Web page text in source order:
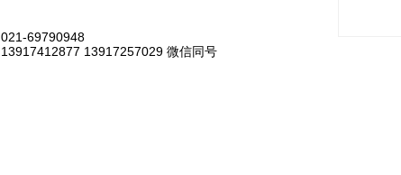
021-69790948
13917412877 13917257029 微信同号